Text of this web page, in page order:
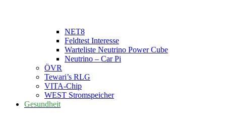
NET8
Feldtest Interesse
Warteliste Neutrino Power Cube
Neutrino – Car Pi
ÖVR
Tewari’s RLG
VITA-Chip
WEST Stromspeicher
Gesundheit